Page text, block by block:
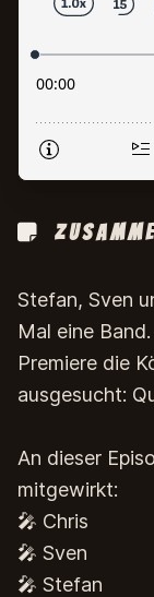
Stefan, Sven
Mal eine
Premiere die
ausgesucht:
An dieser
mitgewirkt:
🎤 Chris
🎤 Sven
🎤 Stefan